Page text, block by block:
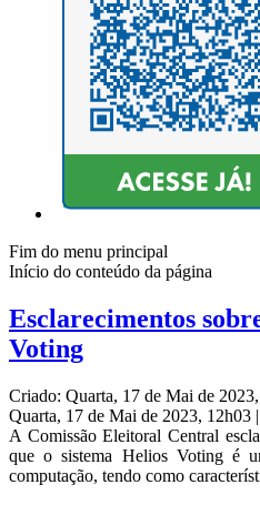
Fim do menu principal
Início do conteúdo da página
Esclarecimentos
Voting
Criado: Quarta, 17 de Mai de
Quarta, 17 de Mai de 2023, 12h03 |
A Comissão Eleitoral Central
que o sistema Helios Voting é
computação, tendo como